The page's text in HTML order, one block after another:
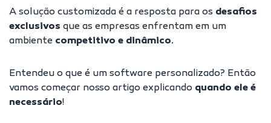
A solução customizada é a resposta para os desafios
exclusivos que as empresas enfrentam em um
ambiente competitivo e dinâmico.
Entendeu o que é um software personalizado? Então
vamos começar nosso artigo explicando quando ele é
necessário!